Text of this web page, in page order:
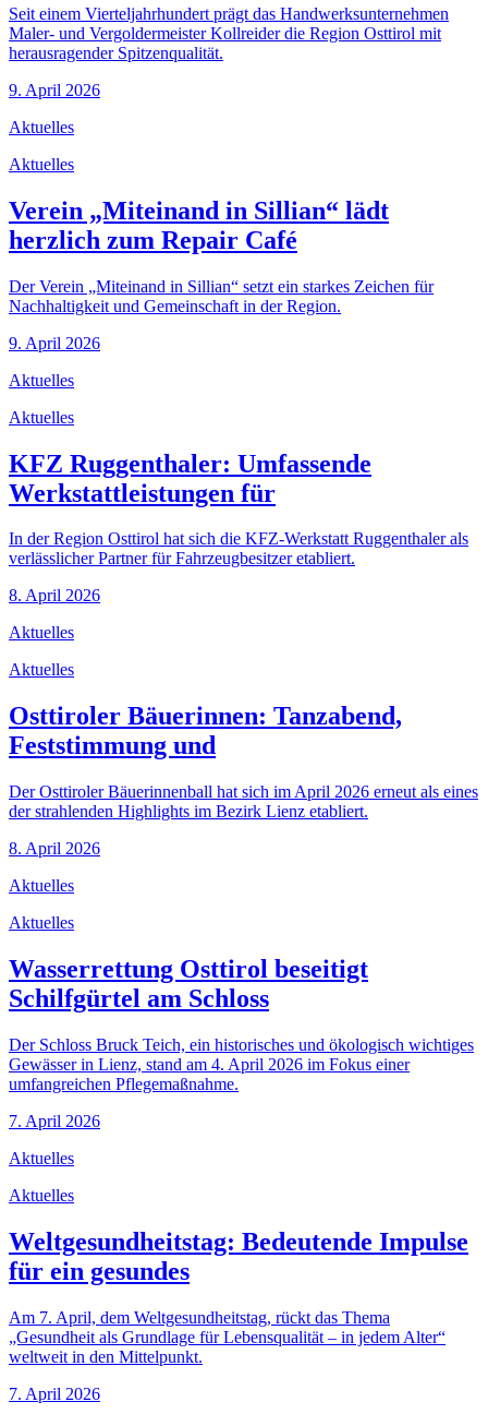
Seit einem Vierteljahrhundert prägt das Handwerksunternehmen
Maler- und Vergoldermeister Kollreider die Region Osttirol mit
herausragender Spitzenqualität.
9. April 2026
Aktuelles
Aktuelles
Verein „Miteinand in Sillian“ lädt
herzlich zum Repair Café
Der Verein „Miteinand in Sillian“ setzt ein starkes Zeichen für
Nachhaltigkeit und Gemeinschaft in der Region.
9. April 2026
Aktuelles
Aktuelles
KFZ Ruggenthaler: Umfassende
Werkstattleistungen für
In der Region Osttirol hat sich die KFZ-Werkstatt Ruggenthaler als
verlässlicher Partner für Fahrzeugbesitzer etabliert.
8. April 2026
Aktuelles
Aktuelles
Osttiroler Bäuerinnen: Tanzabend,
Feststimmung und
Der Osttiroler Bäuerinnenball hat sich im April 2026 erneut als eines
der strahlenden Highlights im Bezirk Lienz etabliert.
8. April 2026
Aktuelles
Aktuelles
Wasserrettung Osttirol beseitigt
Schilfgürtel am Schloss
Der Schloss Bruck Teich, ein historisches und ökologisch wichtiges
Gewässer in Lienz, stand am 4. April 2026 im Fokus einer
umfangreichen Pflegemaßnahme.
7. April 2026
Aktuelles
Aktuelles
Weltgesundheitstag: Bedeutende Impulse
für ein gesundes
Am 7. April, dem Weltgesundheitstag, rückt das Thema
„Gesundheit als Grundlage für Lebensqualität – in jedem Alter“
weltweit in den Mittelpunkt.
7. April 2026